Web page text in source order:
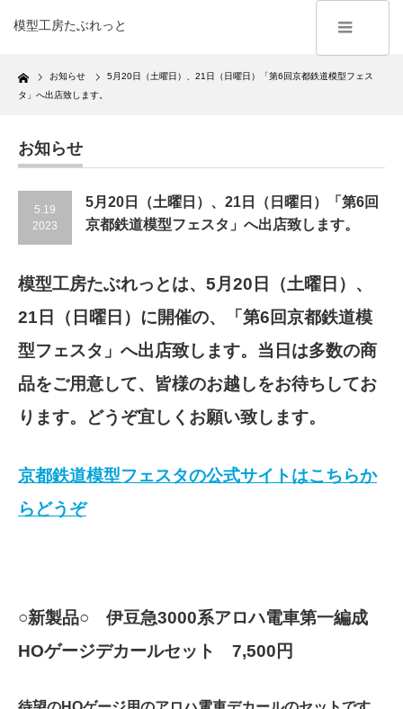
模型工房たぶれっと
Home お知らせ
5月20日（土曜日）、21日（日曜日）「第6回京都鉄道模型フェス
タ」へ出店致します。
お知らせ
5.19
2023
5月20日（土曜日）、21日（日曜日）「第6回
京都鉄道模型フェスタ」へ出店致します。
模型工房たぶれっとは、5月20日（土曜日）、
21日（日曜日）に開催の、「第6回京都鉄道模
型フェスタ」へ出店致します。当日は多数の商
品をご用意して、皆様のお越しをお待ちしてお
ります。どうぞ宜しくお願い致します。
京都鉄道模型フェスタの公式サイトはこちらか
らどうぞ
○新製品○ 伊豆急3000系アロハ電車第一編成
HOゲージデカールセット 7,500円